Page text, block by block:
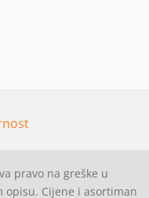
pravo na greške u
opisu. Cijene i asortiman